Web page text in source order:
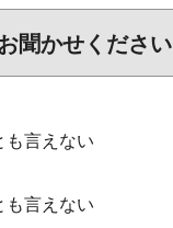
聞かせください
も言えない
も言えない